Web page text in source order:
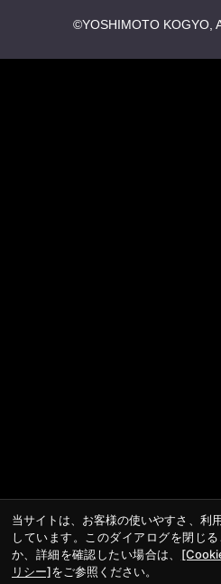
よしもとニュースセンターアー
当サイトは、お客様の使いやすさ、利
しています。このダイアログを閉じ
か、詳細を確認したい場合は、
リシー]をご参照ください。